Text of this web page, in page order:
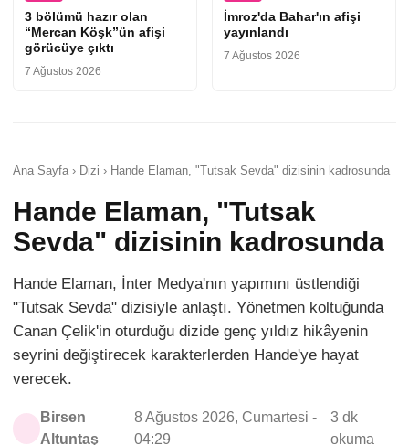
3 bölümü hazır olan
“Mercan Köşk”ün afişi
görücüye çıktı
7 Ağustos 2026
İmroz'da Bahar'ın afişi
yayınlandı
7 Ağustos 2026
Ana Sayfa › Dizi › Hande Elaman, "Tutsak Sevda" dizisinin kadrosunda
Hande Elaman, "Tutsak
Sevda" dizisinin kadrosunda
Hande Elaman, İnter Medya'nın yapımını üstlendiği
"Tutsak Sevda" dizisiyle anlaştı. Yönetmen koltuğunda
Canan Çelik'in oturduğu dizide genç yıldız hikâyenin
seyrini değiştirecek karakterlerden Hande'ye hayat
verecek.
Birsen
Altuntaş
8 Ağustos 2026, Cumartesi -
04:29
3 dk
okuma